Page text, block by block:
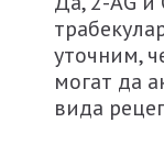
уточним,
могат да
вида